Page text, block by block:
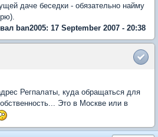
даче беседки - обязательно найму
ban2005: 17 September 2007 - 20:38
Регпалаты, куда обращаться для
Это в Москве или в